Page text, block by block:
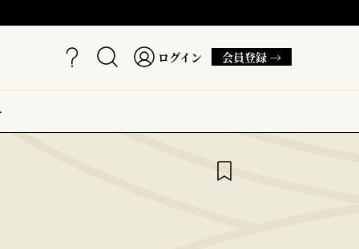
ログイン 会員登録 →